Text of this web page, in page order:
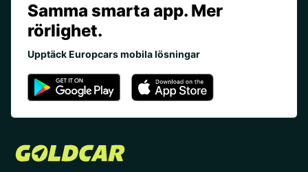
Samma smarta app. Mer
rörlighet.
Upptäck Europcars mobila lösningar